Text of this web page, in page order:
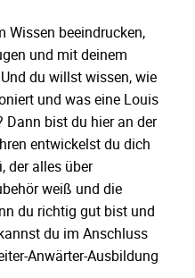
Wissen beeindrucken,
und mit deinem
du willst wissen, wie
und was eine Louis
bist du hier an der
entwickelst du dich
der alles über
weiß und die
du richtig gut bist und
du im Anschluss
Anwärter-Ausbildung